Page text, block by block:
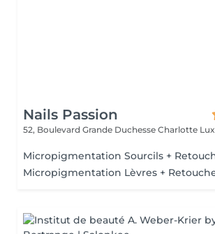
Nails Passion
52, Boulevard Grande Duchesse Charlotte
Micropigmentation Sourcils +
Micropigmentation Lèvres +